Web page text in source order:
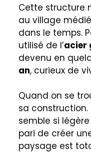
Cette structure
au village
dans le temps.
utilisé de l’acier
devenu en
an, curieux de
Quand on se
sa construction.
semble si
pari de créer
paysage est